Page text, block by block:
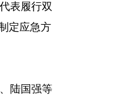
表履行双
定应急方
陆国强等